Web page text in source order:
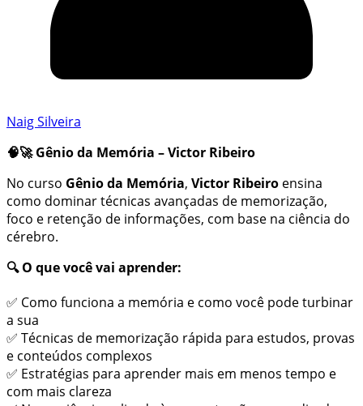
Naig Silveira
🧠🚀 Gênio da Memória – Victor Ribeiro
No curso Gênio da Memória, Victor Ribeiro ensina
como dominar técnicas avançadas de memorização,
foco e retenção de informações, com base na ciência do
cérebro.
🔍 O que você vai aprender:
✅ Como funciona a memória e como você pode turbinar
a sua
✅ Técnicas de memorização rápida para estudos, provas
e conteúdos complexos
✅ Estratégias para aprender mais em menos tempo e
com mais clareza